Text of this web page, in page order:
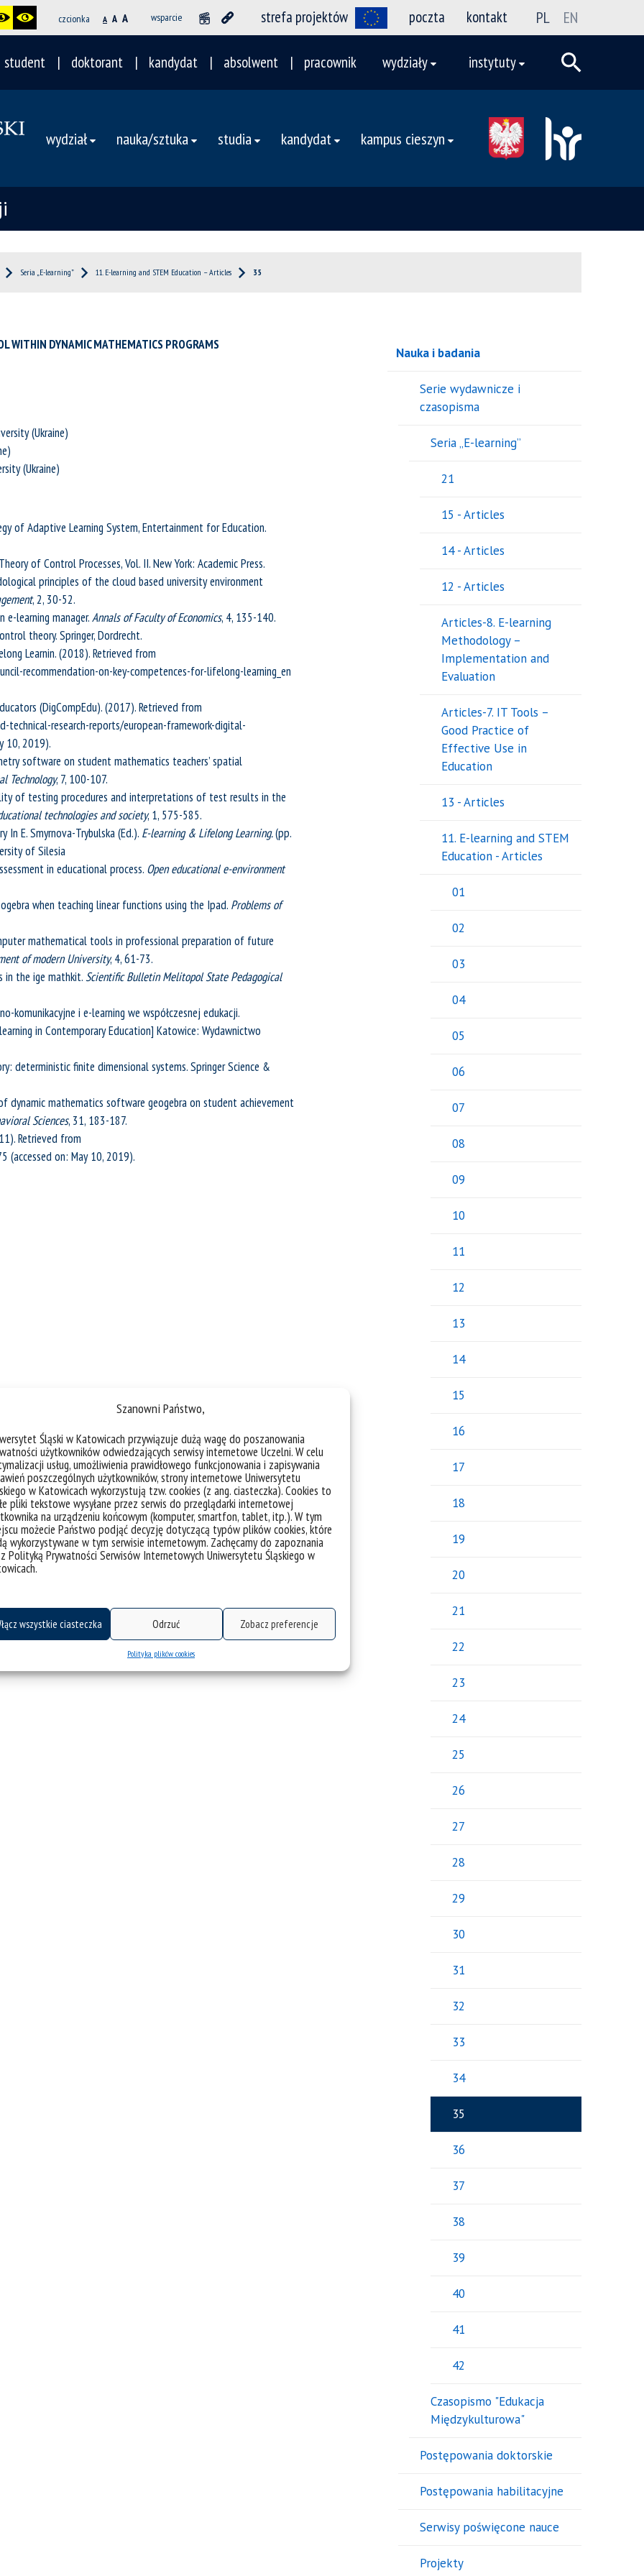
Szanowni Państwo,
Śląski w Katowicach przywiązuje dużą wagę do poszanowania
użytkowników odwiedzających serwisy internetowe Uczelni. W celu
usług, umożliwienia prawidłowego funkcjonowania i zapisywania
poszczególnych użytkowników, strony internetowe Uniwersytetu
w Katowicach wykorzystują tzw. cookies (z ang. ciasteczka). Cookies to
pliki tekstowe wysyłane przez serwis do przeglądarki internetowej
na urządzeniu końcowym (komputer, smartfon, tablet, itp.). W tym
możecie Państwo podjąć decyzję dotyczącą typów plików cookies, które
wykorzystywane w tym serwisie internetowym. Zachęcamy do zapoznania
Polityką Prywatności Serwisów Internetowych Uniwersytetu Śląskiego w
wszystkie ciasteczka Odrzuć Zobacz preferencje
Polityka plików cookies
czcionka A A A wsparcie strefa projektów poczta kontakt PL EN
student doktorant kandydat absolwent pracownik wydziały instytuty
wydział nauka/sztuka studia kandydat kampus cieszyn
Seria „E-learning” 11. E-learning and STEM Education – Articles 35
WITHIN DYNAMIC MATHEMATICS PROGRAMS
(Ukraine)
(Ukraine)
of Adaptive Learning System, Entertainment for Education.
of Control Processes, Vol. II. New York: Academic Press.
principles of the cloud based university environment
, 2, 30-52.
e-learning manager.Annals of Faculty of Economics, 4, 135-140.
theory. Springer, Dordrecht.
Learnin. (2018). Retrieved from
recommendation-on-key-competences-for-lifelong-learning_en
(DigCompEdu). (2017). Retrieved from
research-reports/european-framework-digital-
10, 2019).
software on student mathematics teachers’ spatial
Technology, 7, 100-107.
of testing procedures and interpretations of test results in the
technologies and society, 1, 575-585.
In E. Smyrnova-Trybulska (Ed.). E-learning & Lifelong Learning.(pp.
of Silesia
in educational process. Open educational e-environment
when teaching linear functions using the Ipad. Problems of
mathematical tools in professional preparation of future
of modern University, 4, 61-73.
in the ige mathkit.Scientific Bulletin Melitopol State Pedagogical
komunikacyjne i e-learning we współczesnej edukacji.
in Contemporary Education] Katowice: Wydawnictwo
deterministic finite dimensional systems. Springer Science &
dynamic mathematics software geogebra on student achievement
Sciences, 31, 183-187.
Retrieved from
on: May 10, 2019).
Nauka i badania
Serie wydawnicze i
czasopisma
Seria „E-learning”
21
15 - Articles
14 - Articles
12 - Articles
Articles-8. E-learning
Methodology –
Implementation and
Evaluation
Articles-7. IT Tools –
Good Practice of
Effective Use in
Education
13 - Articles
11. E-learning and STEM
Education - Articles
01
02
03
04
05
06
07
08
09
10
11
12
13
14
15
16
17
18
19
20
21
22
23
24
25
26
27
28
29
30
31
32
33
34
35
36
37
38
39
40
41
42
Czasopismo "Edukacja
Międzykulturowa"
Postępowania doktorskie
Postępowania habilitacyjne
Serwisy poświęcone nauce
Projekty